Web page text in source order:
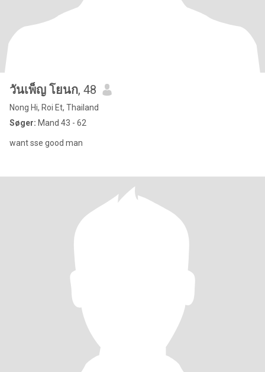
วันเพ็ญ โยนก, 48
Nong Hi, Roi Et, Thailand
Søger: Mand 43 - 62
want sse good man